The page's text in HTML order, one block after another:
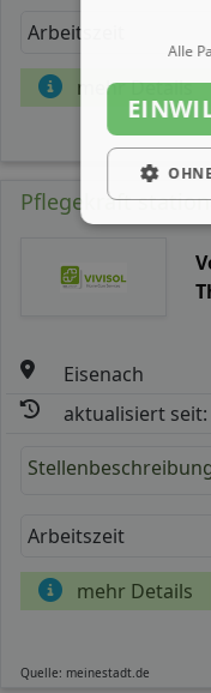
Arbeitszeit
mehr Details
Pflegekraft
Eisenach
aktualisiert seit:
Arbeitszeit
mehr Details
Quelle: meinestadt.de
Alle